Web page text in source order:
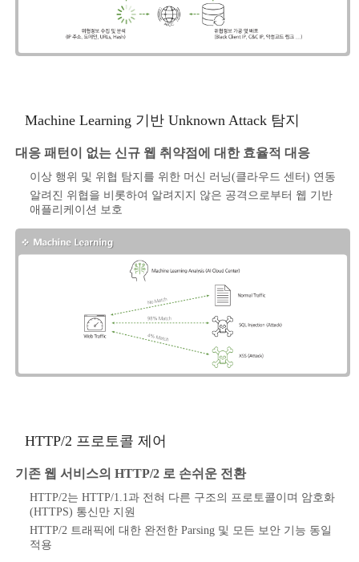
Machine Learning 기반 Unknown Attack 탐지
대응 패턴이 없는 신규 웹 취약점에 대한 효율적 대응
이상 행위 및 위협 탐지를 위한 머신 러닝(클라우드 센터) 연동
알려진 위협을 비롯하여 알려지지 않은 공격으로부터 웹 기반
애플리케이션 보호
HTTP/2 프로토콜 제어
기존 웹 서비스의 HTTP/2 로 손쉬운 전환
HTTP/2는 HTTP/1.1과 전혀 다른 구조의 프로토콜이며 암호화
(HTTPS) 통신만 지원
HTTP/2 트래픽에 대한 완전한 Parsing 및 모든 보안 기능 동일
적용